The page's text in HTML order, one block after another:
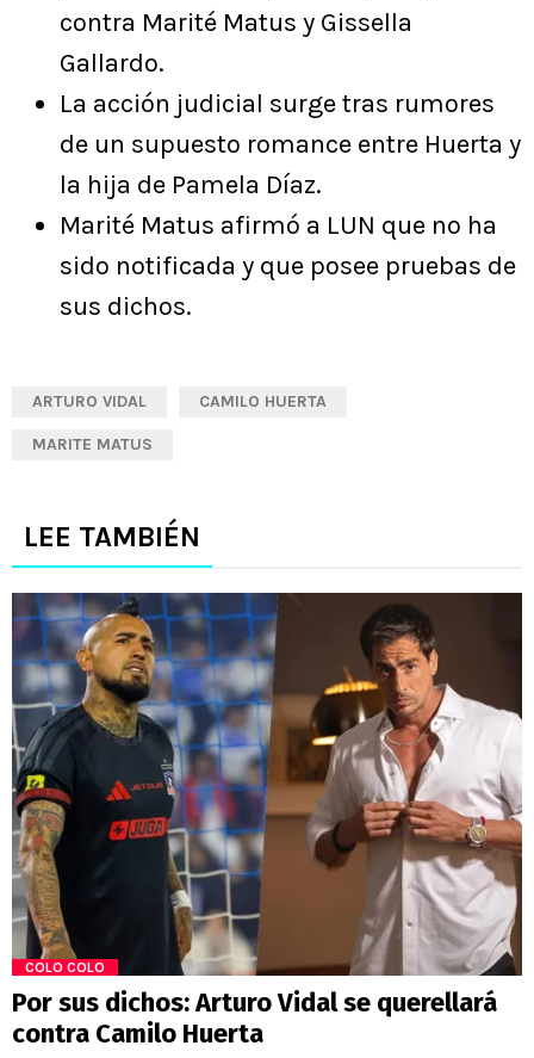
contra Marité Matus y Gissella
Gallardo.
La acción judicial surge tras rumores
de un supuesto romance entre Huerta y
la hija de Pamela Díaz.
Marité Matus afirmó a LUN que no ha
sido notificada y que posee pruebas de
sus dichos.
ARTURO VIDAL CAMILO HUERTA
MARITE MATUS
LEE TAMBIÉN
COLO COLO
Por sus dichos: Arturo Vidal se querellará
contra Camilo Huerta